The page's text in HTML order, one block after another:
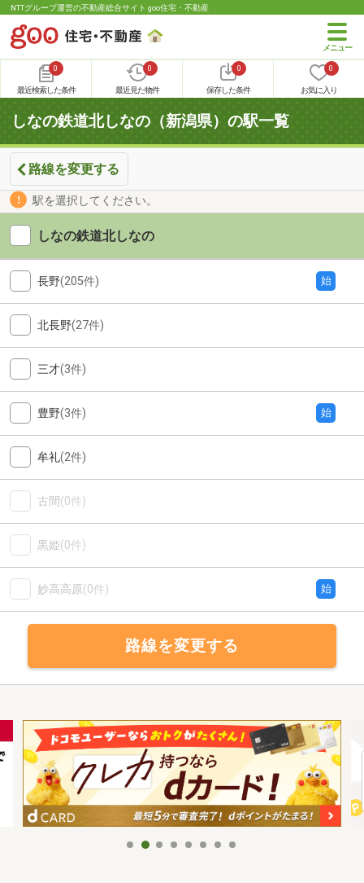
NTTグループ運営の不動産総合サイト goo住宅・不動産
0
最近検索した条件
0
最近見た物件
0
保存した条件
0
お気に入り
しなの鉄道北しなの（新潟県）の駅一覧
路線を変更する
駅を選択してください。
しなの鉄道北しなの
長野(205件) 始
北長野(27件)
三才(3件)
豊野(3件) 始
牟礼(2件)
古間(0件)
黒姫(0件)
妙高高原(0件) 始
路線を変更する